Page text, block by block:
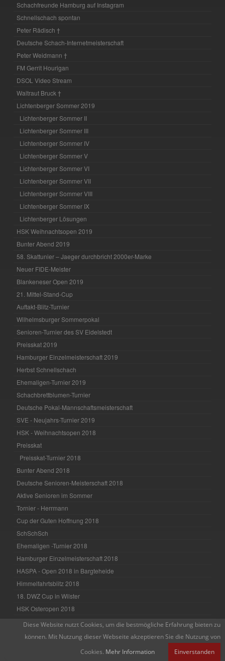
Schachfreunde Hamburg auf Instagram
Schnellschach spontan
Peter Rädisch †
Deutsche Schach-Internetmeisterschaft
Peter Weidmann †
FM Gerrit Hourigan
DSOL Video Stream
Waltraut Bruck †
Lichtenberger Sommer 2019
Lichtenberger Sommer II
Lichtenberger Sommer III
Lichtenberger Sommer IV
Lichtenberger Sommer V
Lichtenberger Sommer VI
Lichtenberger Sommer VII
Lichtenberger Sommer VIII
Lichtenberger Sommer IX
Lichtenberger Lösungen
HSK Weihnachtsopen 2019
Bunter Abend 2019
58. Skattunier – Jaeger durchbricht 2000er-Marke
Neuer FIDE-Meister
Blankeneser Open 2019
21. Mittel-Stand-Cup
Auftakt-Blitz-Turnier
Wilhelmsburger Sommerpokal
Senioren-Turnier des SV Eidelstedt
Preisskat 2019
Hamburger Einzelmeisterschaft 2019
Herbst Schnellschach
Ehemaligen-Turnier 2019
Schachbrettblumen-Turnier
Deutsche Pokal-Mannschaftsmeisterschaft
SVE - Neujahrs-Turnier 2019
HSK - Weihnachtsopen 2018
Preisskat
Preisskat-Turnier 2018
Bunter Abend 2018
Deutsche Senioren-Meisterschaft 2018
Aktive Senioren im Sommer
Tornier - Herrmann
Cup der Guten Hoffnung 2018
SchSchSch
Ehemaligen -Turnier 2018
Hamburger Einzelmeisterschaft 2018
HASPA - Open 2018 in Bargteheide
Himmelfahrtsblitz 2018
18. DWZ Cup in Wilster
HSK Osteropen 2018
Ramme-Zimmermann
Kluenger-Mueller
Diese Website nutzt Cookies, um die bestmögliche Erfahrung bieten zu
können. Mit Nutzung dieser Webseite akzeptieren Sie die Nutzung von
Cookies. Mehr Information Einverstanden